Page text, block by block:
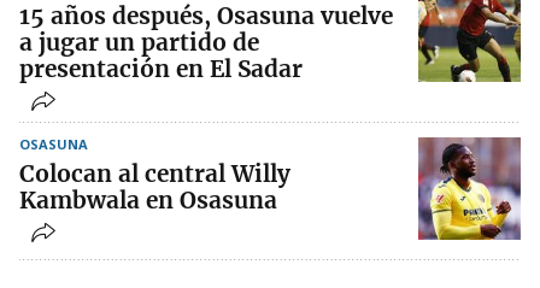
15 años después, Osasuna vuelve
a jugar un partido de
presentación en El Sadar
OSASUNA
Colocan al central Willy
Kambwala en Osasuna